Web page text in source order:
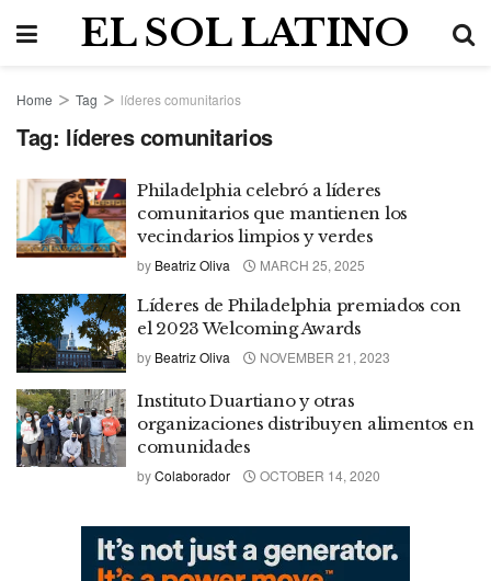
EL SOL LATINO
Home Tag líderes comunitarios
Tag: líderes comunitarios
Philadelphia celebró a líderes
comunitarios que mantienen los
vecindarios limpios y verdes
by Beatriz Oliva MARCH 25, 2025
Líderes de Philadelphia premiados con
el 2023 Welcoming Awards
by Beatriz Oliva NOVEMBER 21, 2023
Instituto Duartiano y otras
organizaciones distribuyen alimentos en
comunidades
byColaborador OCTOBER 14, 2020